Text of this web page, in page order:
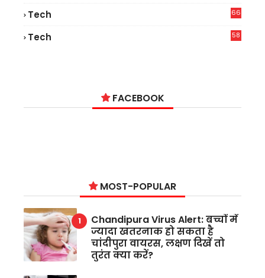
Tech
66
Tech
58
FACEBOOK
MOST-POPULAR
Chandipura Virus Alert: बच्चों में
ज्यादा खतरनाक हो सकता है
चांदीपुरा वायरस, लक्षण दिखें तो
तुरंत क्या करें?